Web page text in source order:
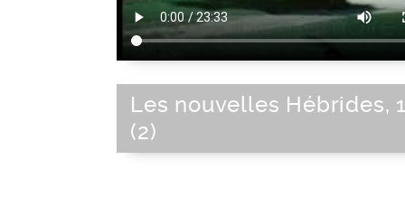
Les nouvelles Hébrides,
(2)